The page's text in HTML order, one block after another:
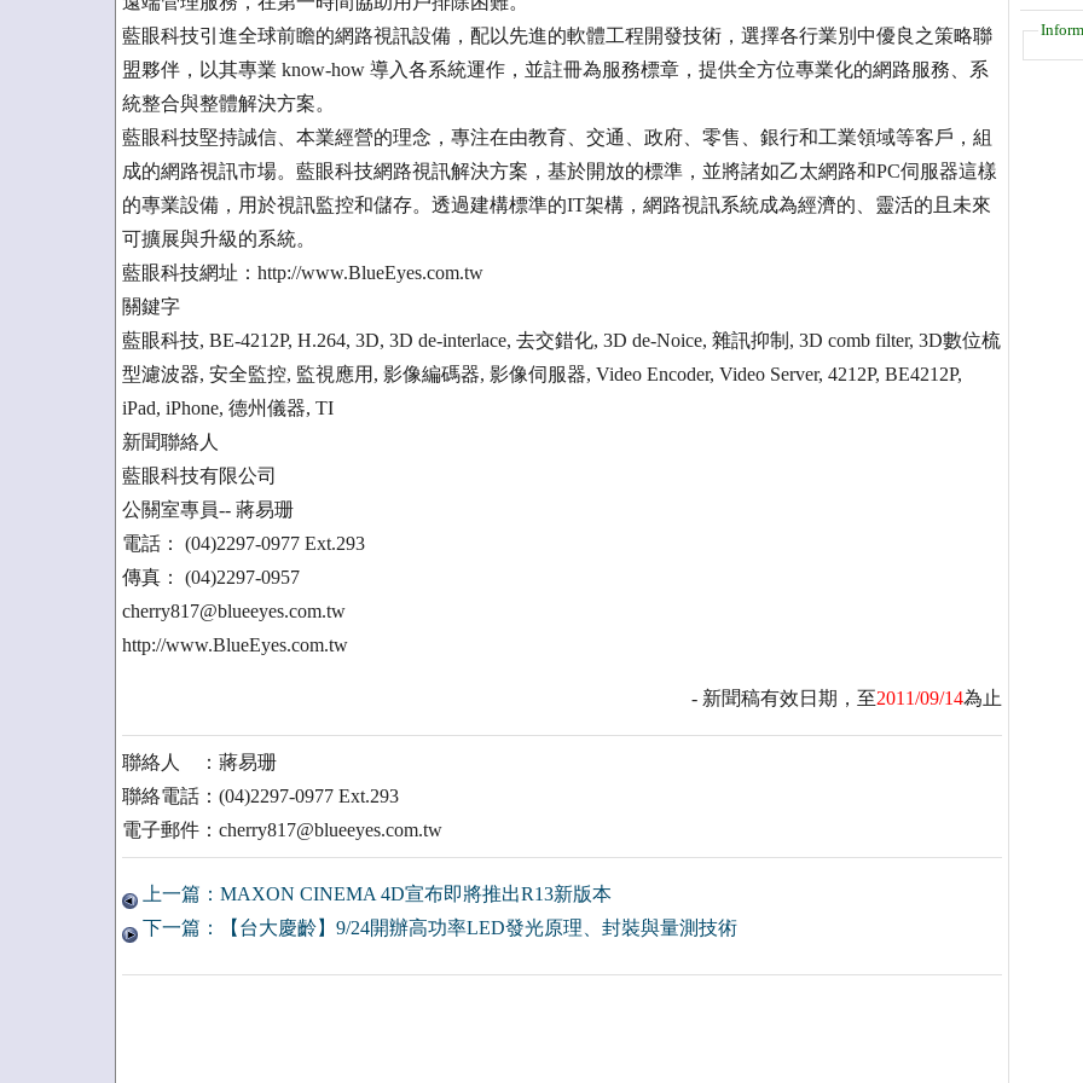
藍眼科技引進全球前瞻的網路視訊設備，配以先進的軟體工程開發技術，選擇各行業別中優良之策略聯
盟夥伴，以其專業 know-how 導入各系統運作，並註冊為服務標章，提供全方位專業化的網路服務、系
統整合與整體解決方案。
藍眼科技堅持誠信、本業經營的理念，專注在由教育、交通、政府、零售、銀行和工業領域等客戶，組
成的網路視訊市場。藍眼科技網路視訊解決方案，基於開放的標準，並將諸如乙太網路和PC伺服器這樣
的專業設備，用於視訊監控和儲存。透過建構標準的IT架構，網路視訊系統成為經濟的、靈活的且未來
可擴展與升級的系統。
藍眼科技網址：http://www.BlueEyes.com.tw
關鍵字
藍眼科技, BE-4212P, H.264, 3D, 3D de-interlace, 去交錯化, 3D de-Noice, 雜訊抑制, 3D comb filter, 3D數位梳
型濾波器, 安全監控, 監視應用, 影像編碼器, 影像伺服器, Video Encoder, Video Server, 4212P, BE4212P,
iPad, iPhone, 德州儀器, TI
新聞聯絡人
藍眼科技有限公司
公關室專員-- 蔣易珊
電話： (04)2297-0977 Ext.293
傳真： (04)2297-0957
cherry817@blueeyes.com.tw
http://www.BlueEyes.com.tw
- 新聞稿有效日期，至2011/09/14為止
聯絡人 ：蔣易珊
聯絡電話：(04)2297-0977 Ext.293
電子郵件：cherry817@blueeyes.com.tw
上一篇：MAXON CINEMA 4D宣布即將推出R13新版本
下一篇：【台大慶齡】9/24開辦高功率LED發光原理、封裝與量測技術